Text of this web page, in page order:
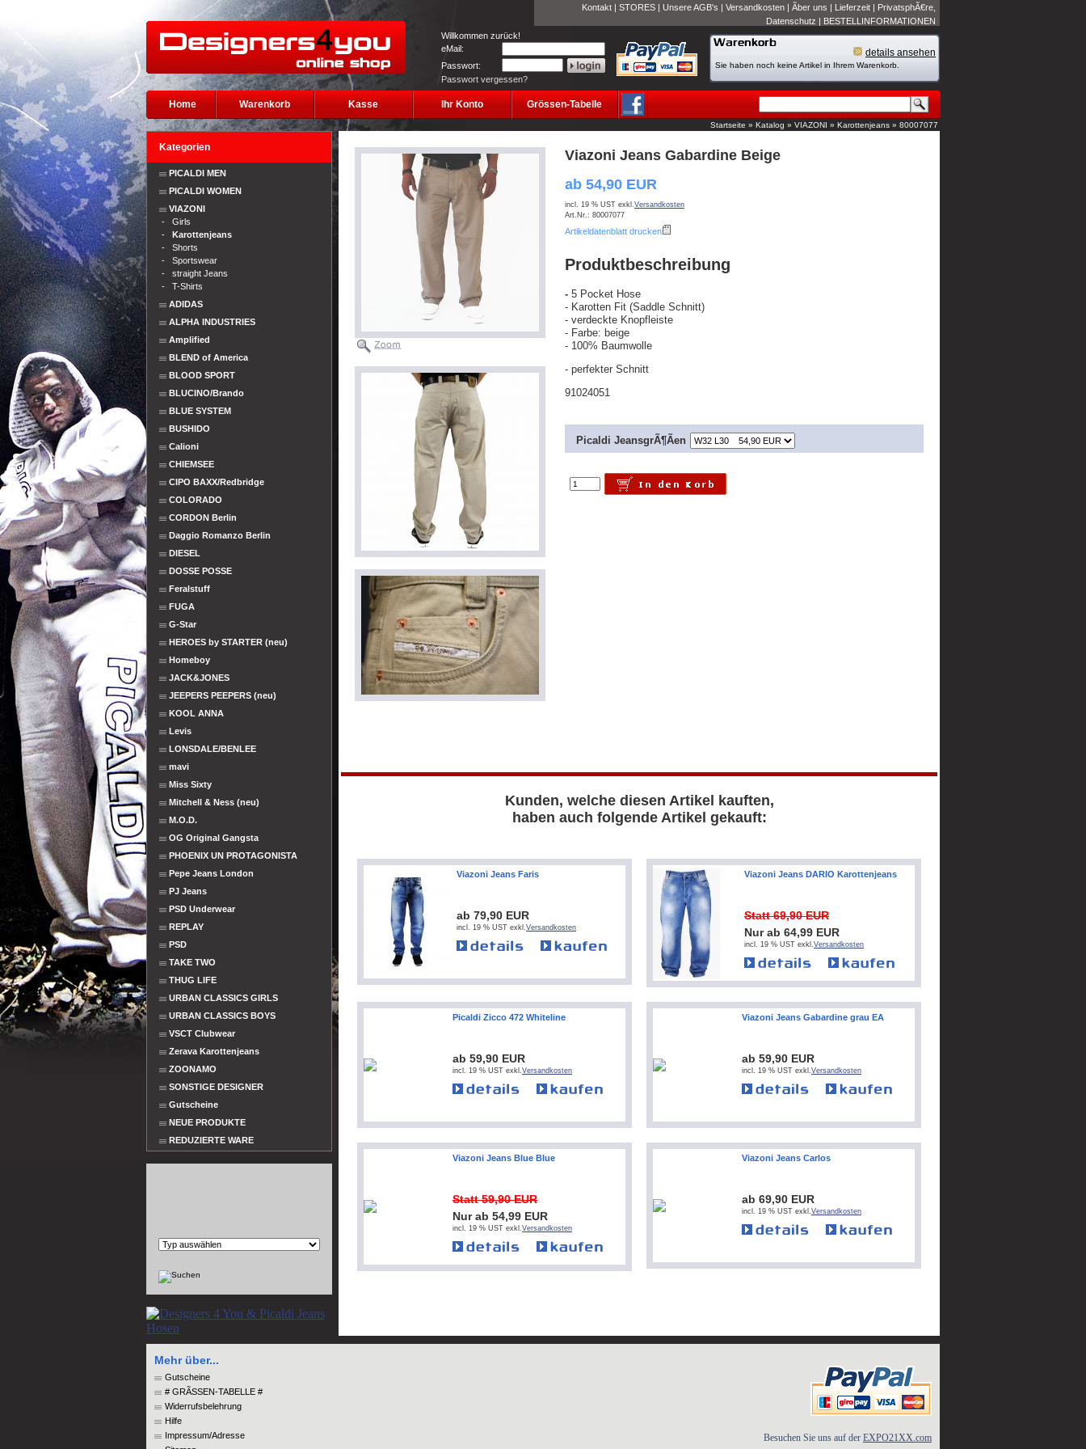
Kontakt | STORES | Unsere AGB's | Versandkosten | Ãber uns | Lieferzeit | PrivatsphÃ€re,
Datenschutz | BESTELLINFORMATIONEN
Willkommen zurück!
eMail:
Passwort:
Passwort vergessen?
details ansehen
Sie haben noch keine Artikel in Ihrem Warenkorb.
Home Warenkorb Kasse Ihr Konto Grössen-Tabelle
Startseite » Katalog » VIAZONI » Karottenjeans » 80007077
Kategorien
PICALDI MEN
PICALDI WOMEN
VIAZONI
- Girls
- Karottenjeans
- Shorts
- Sportswear
- straight Jeans
- T-Shirts
ADIDAS
ALPHA INDUSTRIES
Amplified
BLEND of America
BLOOD SPORT
BLUCINO/Brando
BLUE SYSTEM
BUSHIDO
Calioni
CHIEMSEE
CIPO BAXX/Redbridge
COLORADO
CORDON Berlin
Daggio Romanzo Berlin
DIESEL
DOSSE POSSE
Feralstuff
FUGA
G-Star
HEROES by STARTER (neu)
Homeboy
JACK&JONES
JEEPERS PEEPERS (neu)
KOOL ANNA
Levis
LONSDALE/BENLEE
mavi
Miss Sixty
Mitchell & Ness (neu)
M.O.D.
OG Original Gangsta
PHOENIX UN PROTAGONISTA
Pepe Jeans London
PJ Jeans
PSD Underwear
REPLAY
PSD
TAKE TWO
THUG LIFE
URBAN CLASSICS GIRLS
URBAN CLASSICS BOYS
VSCT Clubwear
Zerava Karottenjeans
ZOONAMO
SONSTIGE DESIGNER
Gutscheine
NEUE PRODUKTE
REDUZIERTE WARE
Viazoni Jeans Gabardine Beige
ab 54,90 EUR
incl. 19 % UST exkl.Versandkosten
Art.Nr.: 80007077
Artikeldatenblatt drucken
Produktbeschreibung
- 5 Pocket Hose
- Karotten Fit (Saddle Schnitt)
- verdeckte Knopfleiste
- Farbe: beige
- 100% Baumwolle
- perfekter Schnitt
91024051
Picaldi JeansgrÃ¶Ãen
Kunden, welche diesen Artikel kauften,
haben auch folgende Artikel gekauft:
Viazoni Jeans Faris
ab 79,90 EUR
incl. 19 % UST exkl.Versandkosten
Viazoni Jeans DARIO Karottenjeans
Statt 69,90 EUR
Nur ab 64,99 EUR
incl. 19 % UST exkl.Versandkosten
Picaldi Zicco 472 Whiteline
ab 59,90 EUR
incl. 19 % UST exkl.Versandkosten
Viazoni Jeans Gabardine grau EA
ab 59,90 EUR
incl. 19 % UST exkl.Versandkosten
Viazoni Jeans Blue Blue
Statt 59,90 EUR
Nur ab 54,99 EUR
incl. 19 % UST exkl.Versandkosten
Viazoni Jeans Carlos
ab 69,90 EUR
incl. 19 % UST exkl.Versandkosten
Mehr über...
Gutscheine
# GRÃSSEN-TABELLE #
Widerrufsbelehrung
Hilfe
Impressum/Adresse
Besuchen Sie uns auf der EXPO21XX.com